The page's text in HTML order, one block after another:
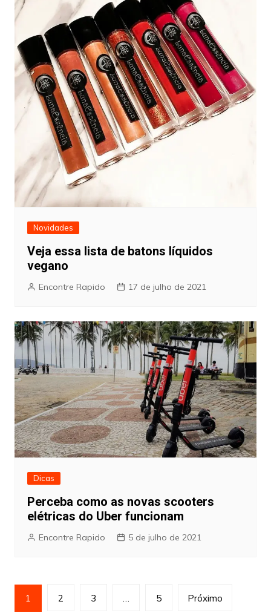
Novidades
Veja essa lista de batons líquidos
vegano
Encontre Rapido 17 de julho de 2021
Dicas
Perceba como as novas scooters
elétricas do Uber funcionam
Encontre Rapido 5 de julho de 2021
Paginação
1 2 3 … 5 Próximo